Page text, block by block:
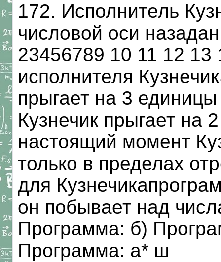
172. Исполнитель
числовой оси
23456789 10 11 12
исполнителя
прыгает на 3
Кузнечик прыгает на
настоящий момент
только в пределах
для
он побывает над
Программа: б)
Программа: а* ш